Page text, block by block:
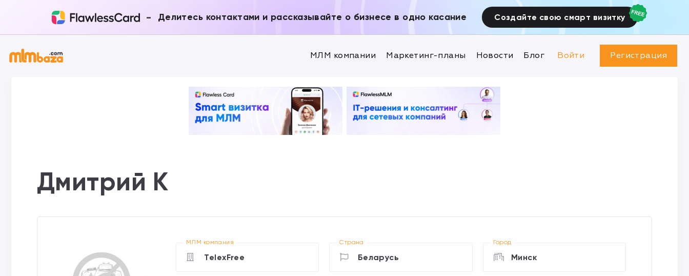
- Делитесь контактами и рассказывайте о бизнесе в одно касание Создайте свою смарт визитку
МЛМ компании Маркетинг-планы Новости Блог Войти Регистрация
Дмитрий К
МЛМ компания
TelexFree
Страна
Беларусь
Город
Минск